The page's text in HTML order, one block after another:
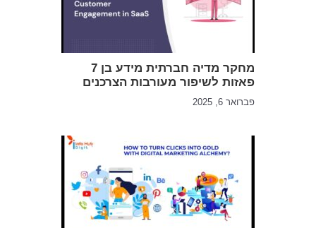
מחקר מדיה חברתית מידע בן 7
פאזות לשיפור מעורבות הצרכנים
פברואר 6, 2025